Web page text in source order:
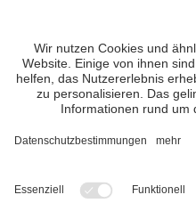
VIVOSüdtirol ist das
besuchen, sondern wirklich
tollen
Trotz genauer Arbeit und
Informieren Sie sich